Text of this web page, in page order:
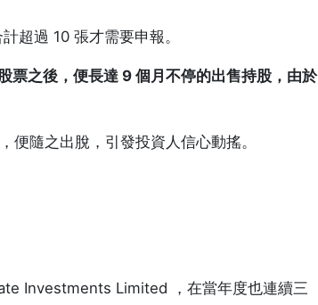
超過 10 張才需要申報。
票之後， 便長達 9 個月不停的出售持股， 由於
便隨之出脫，引發投資人信心動搖。
Investments Limited ，在當年度也連續三